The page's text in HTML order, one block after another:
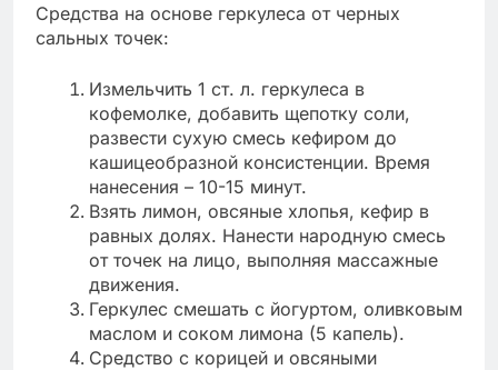
Средства на основе геркулеса от черных
сальных точек:
Измельчить 1 ст. л. геркулеса в
кофемолке, добавить щепотку соли,
развести сухую смесь кефиром до
кашицеобразной консистенции. Время
нанесения – 10-15 минут.
Взять лимон, овсяные хлопья, кефир в
равных долях. Нанести народную смесь
от точек на лицо, выполняя массажные
движения.
Геркулес смешать с йогуртом, оливковым
маслом и соком лимона (5 капель).
Средство с корицей и овсяными